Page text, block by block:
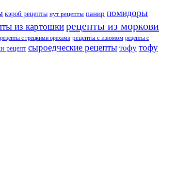
кэроб рецепты нут рецепты панир помидоры
из картошкирецепты из моркови
рецепты с грецкими орехами рецепты с изюмом рецепты с
рецепт сыроедческие рецепты тофу тофу